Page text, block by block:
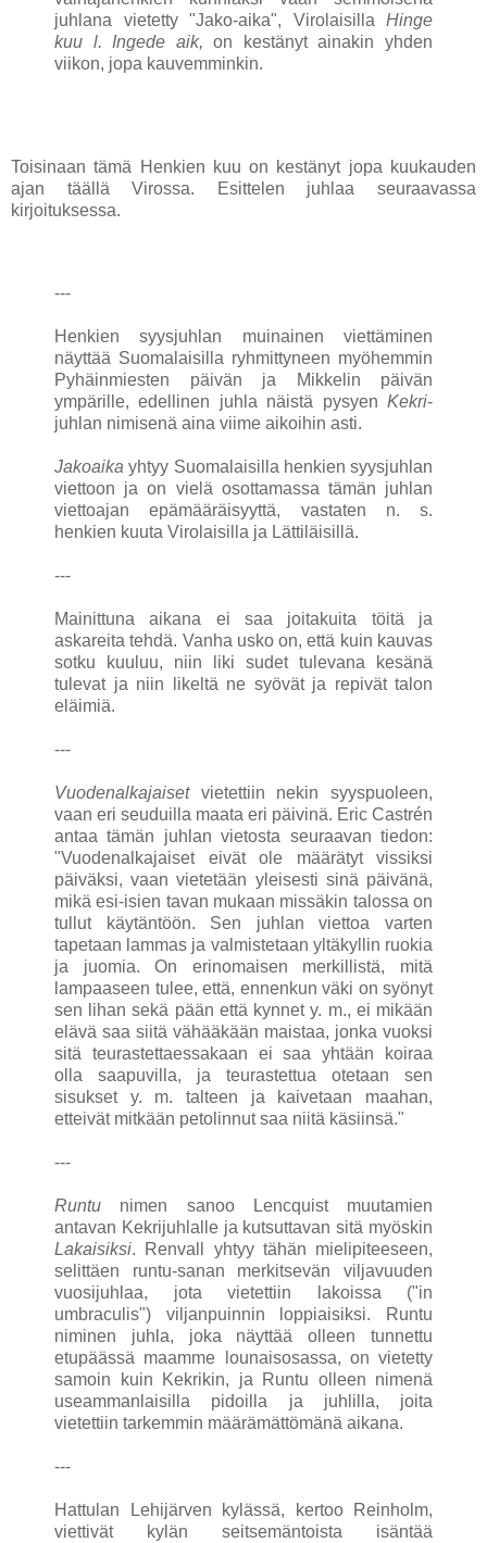
juhlana vietetty "Jako-aika", Virolaisilla Hinge
kuu l. Ingede aik, on kestänyt ainakin yhden
viikon, jopa kauvemminkin.
Toisinaan tämä Henkien kuu on kestänyt jopa kuukauden
ajan täällä Virossa. Esittelen juhlaa seuraavassa
kirjoituksessa.
---
Henkien syysjuhlan muinainen viettäminen
näyttää Suomalaisilla ryhmittyneen myöhemmin
Pyhäinmiesten päivän ja Mikkelin päivän
ympärille, edellinen juhla näistä pysyen Kekri-
juhlan nimisenä aina viime aikoihin asti.
Jakoaika yhtyy Suomalaisilla henkien syysjuhlan
viettoon ja on vielä osottamassa tämän juhlan
viettoajan epämääräisyyttä, vastaten n. s.
henkien kuuta Virolaisilla ja Lättiläisillä.
---
Mainittuna aikana ei saa joitakuita töitä ja
askareita tehdä. Vanha usko on, että kuin kauvas
sotku kuuluu, niin liki sudet tulevana kesänä
tulevat ja niin likeltä ne syövät ja repivät talon
eläimiä.
---
Vuodenalkajaisetvietettiin nekin syyspuoleen,
vaan eri seuduilla maata eri päivinä. Eric Castrén
antaa tämän juhlan vietosta seuraavan tiedon:
"Vuodenalkajaiset eivät ole määrätyt vissiksi
päiväksi, vaan vietetään yleisesti sinä päivänä,
mikä esi-isien tavan mukaan missäkin talossa on
tullut käytäntöön. Sen juhlan viettoa varten
tapetaan lammas ja valmistetaan yltäkyllin ruokia
ja juomia. On erinomaisen merkillistä, mitä
lampaaseen tulee, että, ennenkun väki on syönyt
sen lihan sekä pään että kynnet y. m., ei mikään
elävä saa siitä vähääkään maistaa, jonka vuoksi
sitä teurastettaessakaan ei saa yhtään koiraa
olla saapuvilla, ja teurastettua otetaan sen
sisukset y. m. talteen ja kaivetaan maahan,
etteivät mitkään petolinnut saa niitä käsiinsä."
---
Runtu nimen sanoo Lencquist muutamien
antavan Kekrijuhlalle ja kutsuttavan sitä myöskin
Lakaisiksi. Renvall yhtyy tähän mielipiteeseen,
selittäen runtu-sanan merkitsevän viljavuuden
vuosijuhlaa, jota vietettiin lakoissa ("in
umbraculis") viljanpuinnin loppiaisiksi. Runtu
niminen juhla, joka näyttää olleen tunnettu
etupäässä maamme lounaisosassa, on vietetty
samoin kuin Kekrikin, ja Runtu olleen nimenä
useammanlaisilla pidoilla ja juhlilla, joita
vietettiin tarkemmin määrämättömänä aikana.
---
Hattulan Lehijärven kylässä, kertoo Reinholm,
viettivät kylän seitsemäntoista isäntää